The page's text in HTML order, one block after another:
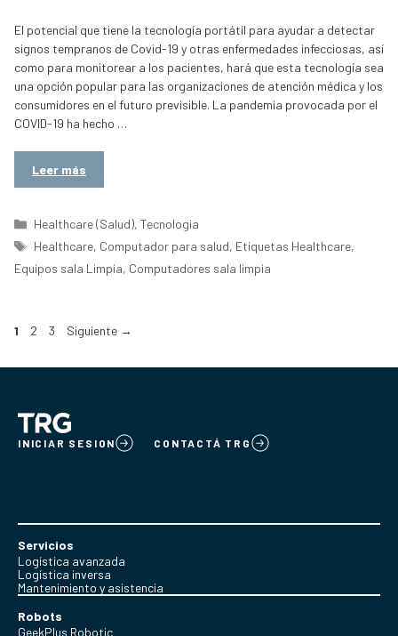
El potencial que tiene la tecnología portátil para ayudar a detectar
signos tempranos de Covid-19 y otras enfermedades infecciosas, así
como para monitorear a los pacientes, hará que esta tecnología sea
una opción popular para las organizaciones de atención médica y los
consumidores en el futuro previsible. La pandemia provocada por el
COVID-19 ha hecho …
Leer más
Categorías
Healthcare (Salud),Tecnologia
Etiquetas
Healthcare, Computador para salud, Etiquetas Healthcare,
Equipos sala Limpia, Computadores sala limpia
Página
1 Página
2 Página
3 Siguiente →
INICIAR SESION CONTACTÁ TRG
Servicios
Logística avanzada
Logística inversa
Mantenimiento y asistencia
Robots
GeekPlus Robotic